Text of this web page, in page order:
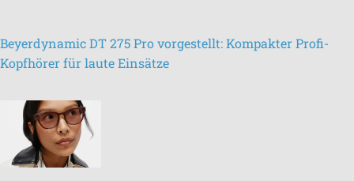
Beyerdynamic DT 275 Pro vorgestellt: Kompakter Profi-
Kopfhörer für laute Einsätze